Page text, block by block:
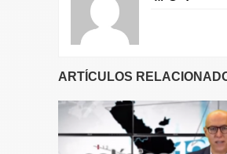
ARTÍCULOS